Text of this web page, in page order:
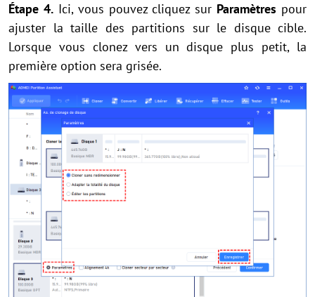
Étape 4.Ici, vous pouvez cliquez sur Paramètres pour
ajuster la taille des partitions sur le disque cible.
Lorsque vous clonez vers un disque plus petit, la
première option sera grisée.